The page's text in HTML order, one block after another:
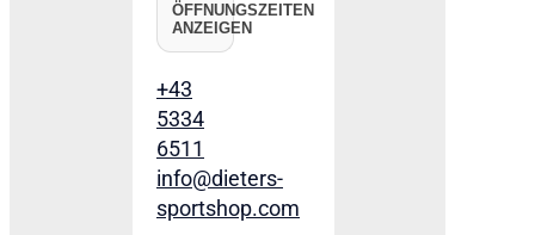
ÖFFNUNGSZEITEN
ANZEIGEN
+43
5334
6511
info@dieters-
sportshop.com